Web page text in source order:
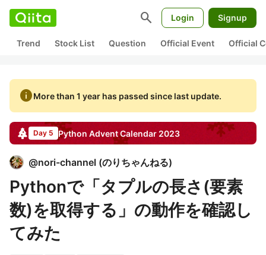
search Login Signup
Trend Stock List Question Official Event Official
infoMore than 1 year has passed since last update.
Day 5 Python Advent Calendar 2023
@nori-channel (のりちゃんねる)
Pythonで「タプルの長さ(要素
数)を取得する」の動作を確認し
てみた